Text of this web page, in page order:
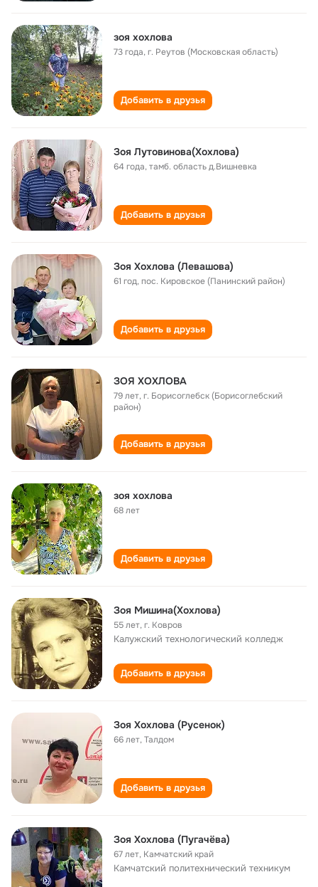
зоя хохлова
73 года,г. Реутов (Московская область)
Добавить в друзья
Зоя Лутовинова(Хохлова)
64 года,тамб. область д.Вишневка
Добавить в друзья
Зоя Хохлова (Левашова)
61 год,пос. Кировское (Панинский район)
Добавить в друзья
ЗОЯ ХОХЛОВА
79 лет,г. Борисоглебск (Борисоглебский
район)
Добавить в друзья
зоя хохлова
68 лет
Добавить в друзья
Зоя Мишина(Хохлова)
55 лет,г. Ковров
Калужский технологический колледж
Добавить в друзья
Зоя Хохлова (Русенок)
66 лет,Талдом
Добавить в друзья
Зоя Хохлова (Пугачёва)
67 лет, Камчатский край
Камчатский политехнический техникум